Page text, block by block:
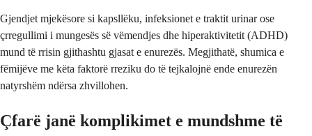
Gjendjet mjekësore si kapsllëku, infeksionet e traktit urinar ose
çrregullimi i mungesës së vëmendjes dhe hiperaktivitetit (ADHD)
mund të rrisin gjithashtu gjasat e enurezës. Megjithatë, shumica e
fëmijëve me këta faktorë rreziku do të tejkalojnë ende enurezën
natyrshëm ndërsa zhvillohen.
Çfarë janë komplikimet e mundshme të